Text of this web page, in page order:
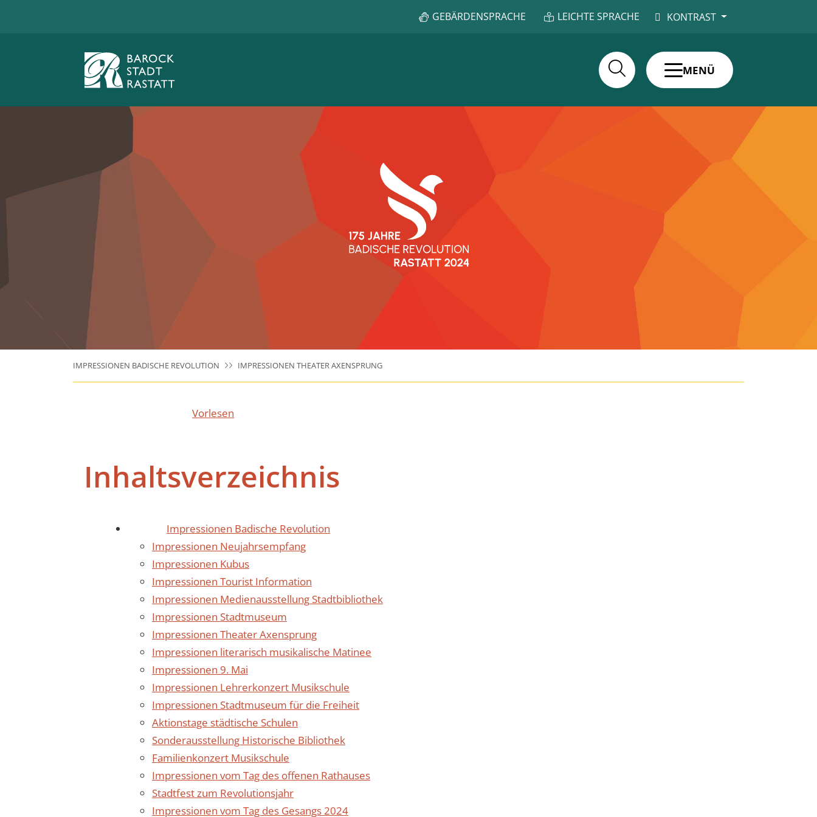
GEBÄRDENSPRACHE LEICHTE SPRACHE KONTRAST
MENÜ
IMPRESSIONEN BADISCHE REVOLUTION IMPRESSIONEN THEATER AXENSPRUNG
Vorlesen
Inhaltsverzeichnis
Impressionen Badische Revolution
Impressionen Neujahrsempfang
Impressionen Kubus
Impressionen Tourist Information
Impressionen Medienausstellung Stadtbibliothek
Impressionen Stadtmuseum
Impressionen Theater Axensprung
Impressionen literarisch musikalische Matinee
Impressionen 9. Mai
Impressionen Lehrerkonzert Musikschule
Impressionen Stadtmuseum für die Freiheit
Aktionstage städtische Schulen
Sonderausstellung Historische Bibliothek
Familienkonzert Musikschule
Impressionen vom Tag des offenen Rathauses
Stadtfest zum Revolutionsjahr
Impressionen vom Tag des Gesangs 2024